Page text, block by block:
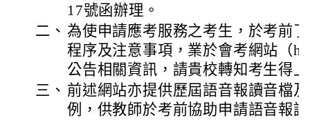
17號函辦理。
二、 為使申請應考服務之考生，於考前
程序及注意事項，業於會考網站（
公告相關資訊，請貴校轉知考生得
三、 前述網站亦提供歷屆語音報讀音檔
例，供教師於考前協助申請語音報